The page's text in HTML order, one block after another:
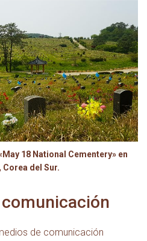
18 National Cementery» en
Corea del Sur.
de comunicación